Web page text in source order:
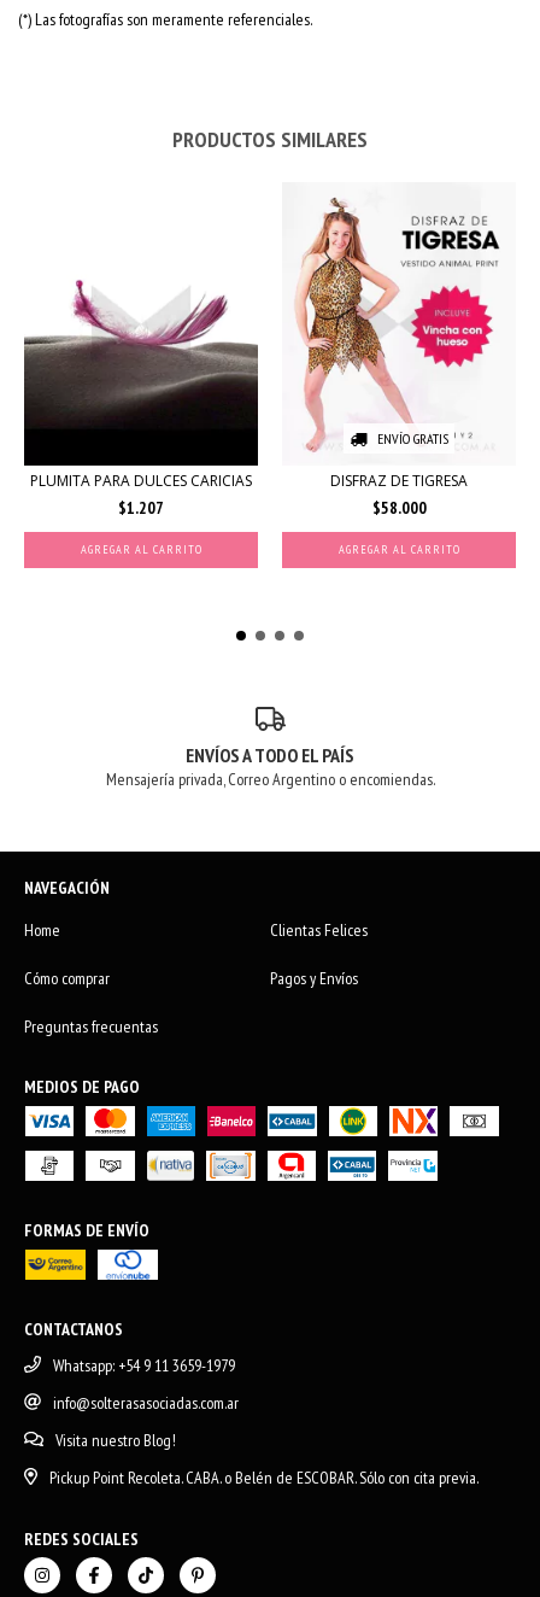
(*) Las fotografías son meramente referenciales.
PRODUCTOS SIMILARES
PLUMITA PARA DULCES CARICIAS
$1.207
ENVÍO GRATIS
DISFRAZ DE TIGRESA
$58.000
AGREGAR AL CARRITO
ENVÍOS A TODO EL PAÍS
Mensajería privada, Correo Argentino o encomiendas.
NAVEGACIÓN
Home
Clientas Felices
Cómo comprar Pagos y Envíos
Preguntas frecuentas
MEDIOS DE PAGO
FORMAS DE ENVÍO
CONTACTANOS
Whatsapp: +54 9 11 3659-1979
info@solterasasociadas.com.ar
Visita nuestro Blog!
Pickup Point Recoleta. CABA. o Belén de ESCOBAR. Sólo con cita previa.
REDES SOCIALES